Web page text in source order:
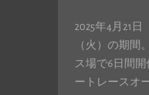
2025年4月21日
（火）の期間
ス場で6日間
ートレースオ